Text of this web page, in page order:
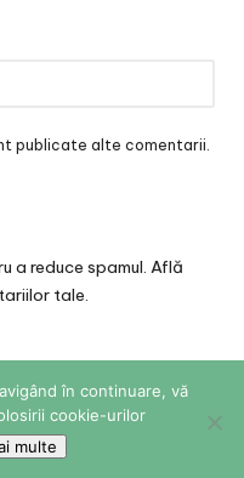
publicate alte comentarii.
a reduce spamul. Află
tale.
Online. All rights
Theme
în continuare, vă
cookie-urilor
multe